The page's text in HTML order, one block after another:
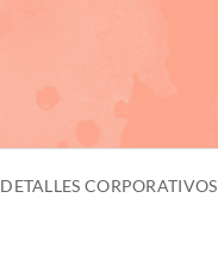
DETALLES CORPORATIVOS